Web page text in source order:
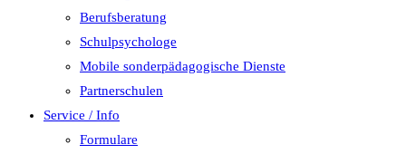
Berufsberatung
Schulpsychologe
Mobile sonderpädagogische Dienste
Partnerschulen
Service / Info
Formulare